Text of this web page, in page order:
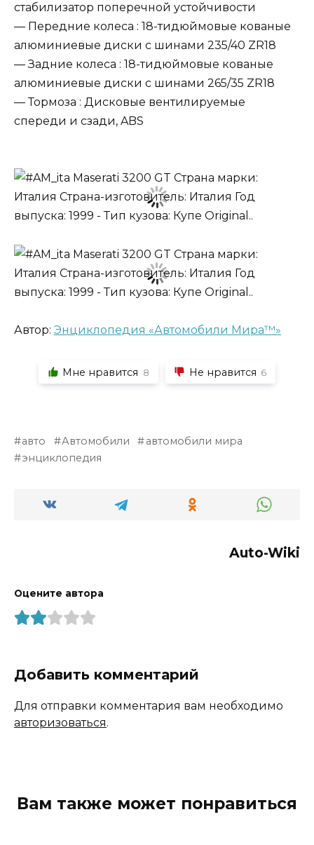
стабилизатор поперечной устойчивости
— Передние колеса : 18-тидюймовые кованые
алюминиевые диски с шинами 235/40 ZR18
— Задние колеса : 18-тидюймовые кованые
алюминиевые диски с шинами 265/35 ZR18
— Тормоза : Дисковые вентилируемые
спереди и сзади, ABS
Автор: Энциклопедия «Автомобили Мира™»
Мне нравится 8 Не нравится 6
авто Автомобили
автомобили мира
энциклопедия
Auto-Wiki
Оцените автора
Добавить комментарий
Для отправки комментария вам необходимо
авторизоваться.
Вам также может понравиться